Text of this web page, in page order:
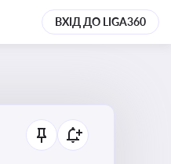
ВХІД ДО LIGA360